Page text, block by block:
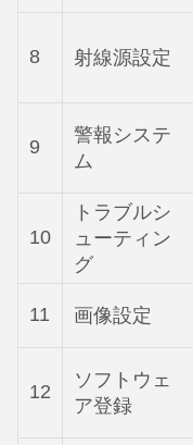
8 射線源設定
9
警報システ
ム
10
トラブルシ
ューティン
グ
11 画像設定
12
ソフトウェ
ア登録